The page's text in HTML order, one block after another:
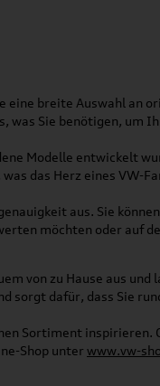
breite Auswahl an
Sie benötigen, um
Modelle entwickelt
das Herz eines VW-
aus. Sie
möchten oder auf
von zu Hause aus
sorgt dafür, dass Sie
Sortiment
Shop unter www.vw-